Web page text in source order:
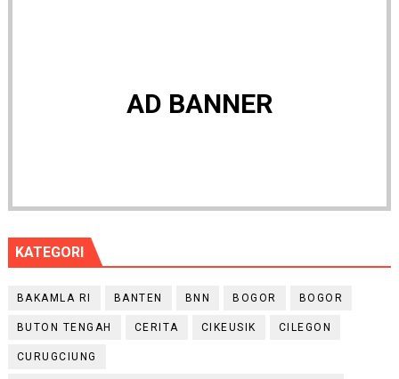
AD BANNER
KATEGORI
BAKAMLA RI BANTEN BNN BOGOR BOGOR
BUTON TENGAH CERITA CIKEUSIK CILEGON
CURUGCIUNG